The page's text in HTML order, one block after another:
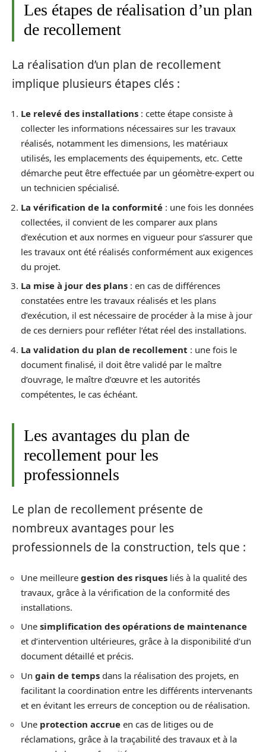
Les étapes de réalisation d’un plan
de recollement
La réalisation d’un plan de recollement
implique plusieurs étapes clés :
Le relevé des installations : cette étape consiste à
collecter les informations nécessaires sur les travaux
réalisés, notamment les dimensions, les matériaux
utilisés, les emplacements des équipements, etc. Cette
démarche peut être effectuée par un géomètre-expert ou
un technicien spécialisé.
La vérification de la conformité : une fois les données
collectées, il convient de les comparer aux plans
d’exécution et aux normes en vigueur pour s’assurer que
les travaux ont été réalisés conformément aux exigences
du projet.
La mise à jour des plans : en cas de différences
constatées entre les travaux réalisés et les plans
d’exécution, il est nécessaire de procéder à la mise à jour
de ces derniers pour refléter l’état réel des installations.
La validation du plan de recollement : une fois le
document finalisé, il doit être validé par le maître
d’ouvrage, le maître d’œuvre et les autorités
compétentes, le cas échéant.
Les avantages du plan de
recollement pour les
professionnels
Le plan de recollement présente de
nombreux avantages pour les
professionnels de la construction, tels que :
Une meilleure gestion des risques liés à la qualité des
travaux, grâce à la vérification de la conformité des
installations.
Une simplification des opérations de maintenance
et d’intervention ultérieures, grâce à la disponibilité d’un
document détaillé et précis.
Un gain de temps dans la réalisation des projets, en
facilitant la coordination entre les différents intervenants
et en évitant les erreurs de conception ou de réalisation.
Une protection accrue en cas de litiges ou de
réclamations, grâce à la traçabilité des travaux et à la